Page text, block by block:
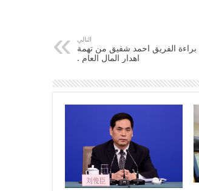
التالي
براءة الفريق احمد شفيق من تهمة
اهدار المال العام .